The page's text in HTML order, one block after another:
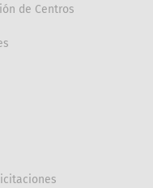
de Centros